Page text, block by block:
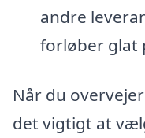
andre
forløber glat
Når du
det vigtigt at